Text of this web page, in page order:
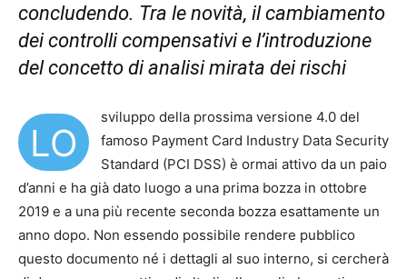
concludendo. Tra le novità, il cambiamento
dei controlli compensativi e l’introduzione
del concetto di analisi mirata dei rischi
LO
sviluppo della prossima versione 4.0 del
famoso Payment Card Industry Data Security
Standard (PCI DSS) è ormai attivo da un paio
d’anni e ha già dato luogo a una prima bozza in ottobre
2019 e a una più recente seconda bozza esattamente un
anno dopo. Non essendo possibile rendere pubblico
questo documento né i dettagli al suo interno, si cercherà